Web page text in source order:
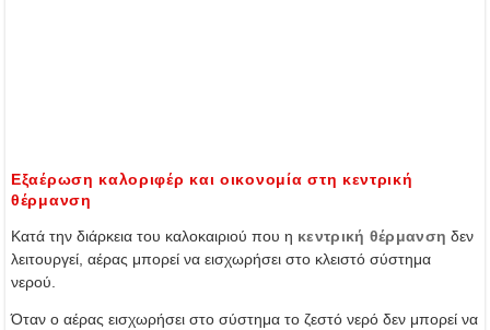
Εξαέρωση καλοριφέρ και οικονομία στη κεντρική
θέρμανση
Κατά την διάρκεια του καλοκαιριού που η κεντρική θέρμανση δεν
λειτουργεί, αέρας μπορεί να εισχωρήσει στο κλειστό σύστημα
νερού.
Όταν ο αέρας εισχωρήσει στο σύστημα το ζεστό νερό δεν μπορεί να